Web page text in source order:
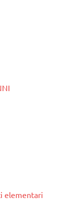
elementari